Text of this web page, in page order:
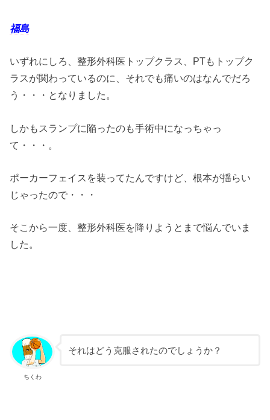
福島
いずれにしろ、整形外科医トップクラス、PTもトップク
ラスが関わっているのに、それでも痛いのはなんでだろ
う・・・となりました。
しかもスランプに陥ったのも手術中になっちゃっ
て・・・。
ポーカーフェイスを装ってたんですけど、根本が揺らい
じゃったので・・・
そこから一度、整形外科医を降りようとまで悩んでいま
した。
ちくわ
それはどう克服されたのでしょうか？